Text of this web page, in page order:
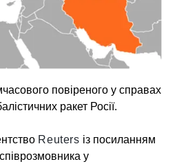
повіреного у справах
ракет Росії.
Reuters із посиланням
у